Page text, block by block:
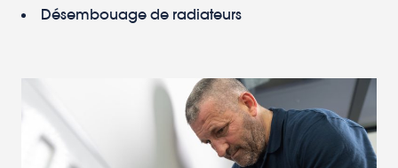
Désembouage de radiateurs